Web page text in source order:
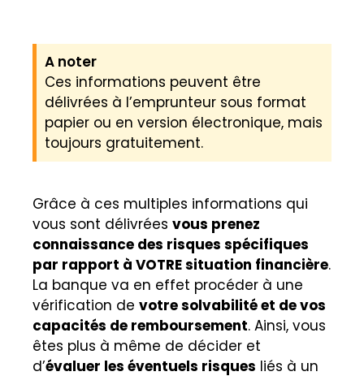
A noter
Ces informations peuvent être
délivrées à l’emprunteur sous format
papier ou en version électronique, mais
toujours gratuitement.
Grâce à ces multiples informations qui
vous sont délivrées vous prenez
connaissance des risques spécifiques
par rapport à VOTRE situation financière.
La banque va en effet procéder à une
vérification de votre solvabilité et de vos
capacités de remboursement. Ainsi, vous
êtes plus à même de décider et
d’évaluer les éventuels risques liés à un